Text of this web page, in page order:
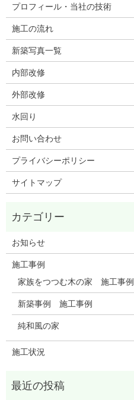
プロフィール・当社の技術
施工の流れ
新築写真一覧
内部改修
外部改修
水回り
お問い合わせ
プライバシーポリシー
サイトマップ
お知らせ
施工事例
家族をつつむ木の家 施工事例
新築事例 施工事例
純和風の家
施工状況